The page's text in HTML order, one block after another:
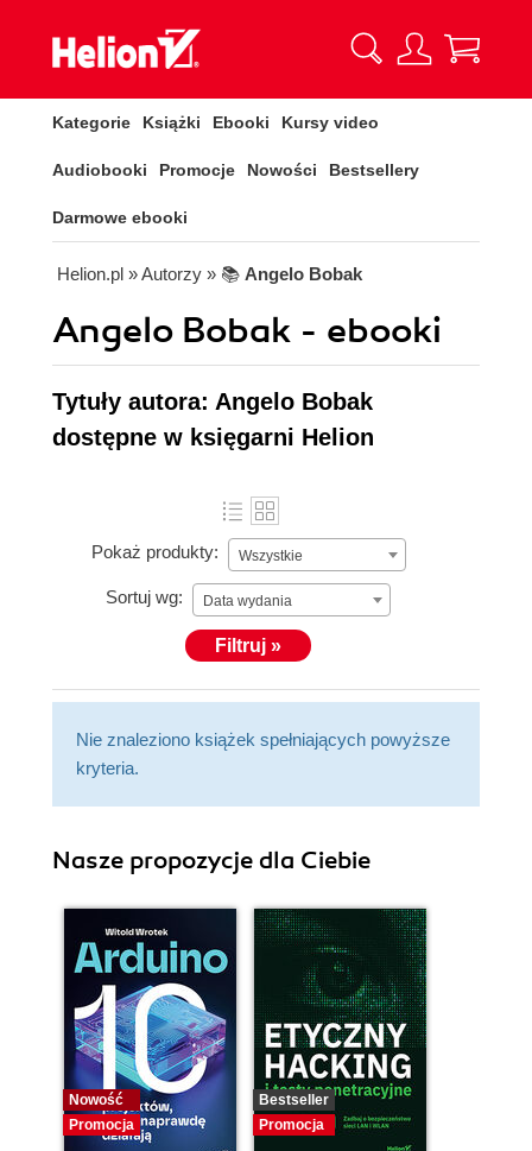
Kategorie Książki Ebooki Kursy video
Audiobooki Promocje Nowości Bestsellery
Darmowe ebooki
Helion.pl » Autorzy » 📚 Angelo Bobak
Angelo Bobak - ebooki
Tytuły autora: Angelo Bobak
dostępne w księgarni Helion
Pokaż produkty: Wszystkie
Sortuj wg: Data wydania
Filtruj »
Nie znaleziono książek spełniających powyższe
kryteria.
Nasze propozycje dla Ciebie
Nowość
Promocja
Bestseller
Promocja